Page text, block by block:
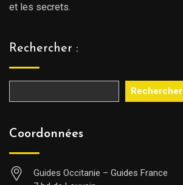
et les secrets.
Rechercher :
Rechercher
Coordonnées
Guides Occitanie – Guides France